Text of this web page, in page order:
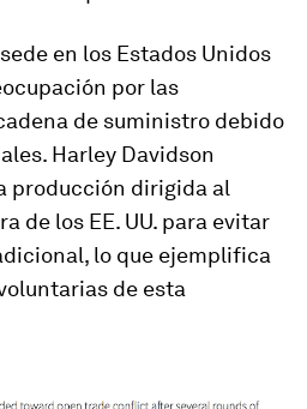
en los Estados Unidos
por las
de suministro debido
Harley Davidson
producción dirigida al
de los EE. UU. para evitar
lo que ejemplifica
de esta